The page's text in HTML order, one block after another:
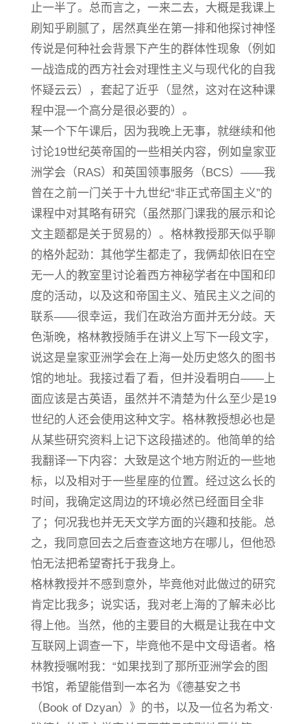
止一半了。总而言之，一来二去，大概是我课上
刷知乎刷腻了，居然真坐在第一排和他探讨神怪
传说是何种社会背景下产生的群体性现象（例如
一战造成的西方社会对理性主义与现代化的自我
怀疑云云），套起了近乎（显然，这对在这种课
程中混一个高分是很必要的）。
某一个下午课后，因为我晚上无事，就继续和他
讨论19世纪英帝国的一些相关内容，例如皇家亚
洲学会（RAS）和英国领事服务（BCS）——我
曾在之前一门关于十九世纪“非正式帝国主义”的
课程中对其略有研究（虽然那门课我的展示和论
文主题都是关于贸易的）。格林教授那天似乎聊
的格外起劲：其他学生都走了，我俩却依旧在空
无一人的教室里讨论着西方神秘学者在中国和印
度的活动，以及这和帝国主义、殖民主义之间的
联系——很幸运，我们在政治方面并无分歧。天
色渐晚，格林教授随手在讲义上写下一段文字，
说这是皇家亚洲学会在上海一处历史悠久的图书
馆的地址。我接过看了看，但并没看明白——上
面应该是古英语，虽然并不清楚为什么至少是19
世纪的人还会使用这种文字。格林教授想必也是
从某些研究资料上记下这段描述的。他简单的给
我翻译一下内容：大致是这个地方附近的一些地
标，以及相对于一些星座的位置。经过这么长的
时间，我确定这周边的环境必然已经面目全非
了；何况我也并无天文学方面的兴趣和技能。总
之，我同意回去之后查查这地方在哪儿，但他恐
怕无法把希望寄托于我身上。
格林教授并不感到意外，毕竟他对此做过的研究
肯定比我多；说实话，我对老上海的了解未必比
得上他。当然，他的主要目的大概是让我在中文
互联网上调查一下，毕竟他不是中文母语者。格
林教授嘱咐我：“如果找到了那所亚洲学会的图
书馆，希望能借到一本名为《德基安之书
（Book of Dzyan）》的书，以及一位名为希文·